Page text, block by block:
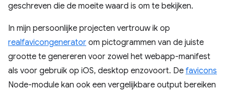
geschreven die de moeite waard is om te bekijken.
In mijn persoonlijke projecten vertrouw ik op
realfavicongenerator om pictogrammen van de juiste
grootte te genereren voor zowel het webapp-manifest
als voor gebruik op iOS, desktop enzovoort. De favicons
Node-module kan ook een vergelijkbare output bereiken